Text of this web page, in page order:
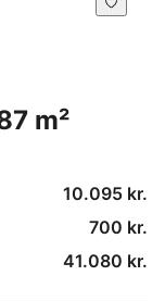
m²
10.095 kr.
700 kr.
41.080 kr.